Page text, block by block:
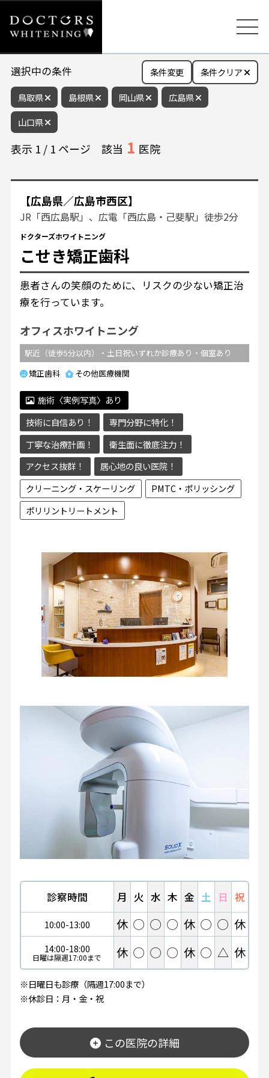
選択中の条件
鳥取県 島根県 岡山県
広島県
山口県
条件変更 条件クリア
表示 1 / 1 ページ 該当 1 医院
【広島県／広島市西区】
JR「西広島駅」、広電「西広島・己斐駅」徒歩2分
ドクターズホワイトニング
こせき矯正歯科
患者さんの笑顔のために、リスクの少ない矯正治
療を行っています。
オフィスホワイトニング
駅近（徒歩5分以内）・土日祝いずれか診療あり・個室あり
矯正歯科
その他医療機関
施術〈実例写真〉あり
技術に自信あり！
専門分野に特化！
丁寧な治療計画！
衛生面に徹底注力！
アクセス抜群！
居心地の良い医院！
クリーニング・スケーリング
PMTC・ポリッシング
ポリリントリートメント
診察時間 月 火 水 木 金 土 日 祝
10:00-13:00 休 ◯ ◯ ◯ 休 ◯ ◯ 休
14:00-18:00
日曜は隔週17:00まで 休 ◯ ◯ ◯ 休 ◯ △ 休
※日曜日も診療（隔週17:00まで）
※休診日：月・金・祝
この医院の詳細